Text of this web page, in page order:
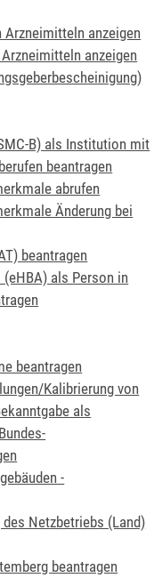
anzeigen
anzeigen
B) als Institution mit
beantragen
abrufen
Änderung bei
beantragen
als Person in
beantragen
Kalibrierung von
als
-
des Netzbetriebs (Land)
beantragen